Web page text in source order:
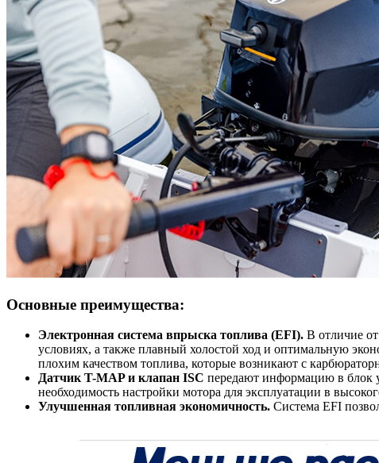
Основные преимущества:
Электронная система впрыска топлива (EFI). В отличие
условиях, а также плавный холостой ход и оптимальную
плохим качеством топлива, которые возникают с
Датчик T-MAP и клапан ISC передают информацию в блок
необходимость настройки мотора для эксплуатации в
Улучшенная топливная экономичность. Система EFI